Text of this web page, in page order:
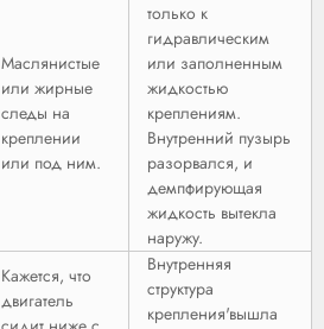
Маслянистые
или жирные
следы на
креплении
или под ним.
только к
гидравлическим
или заполненным
жидкостью
креплениям.
Внутренний пузырь
разорвался, и
демпфирующая
жидкость вытекла
наружу.
Кажется, что
двигатель
Внутренняя
структура
крепления'вышла